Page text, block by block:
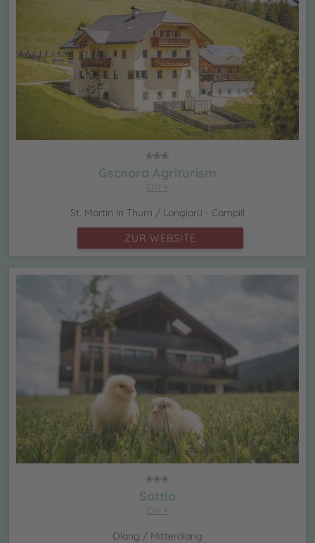
Gscnara Agriturism
CIN +
St. Martin in Thurn / Longiarü - Campill
ZUR WEBSITE
Sottla
CIN +
Olang / Mitterolang